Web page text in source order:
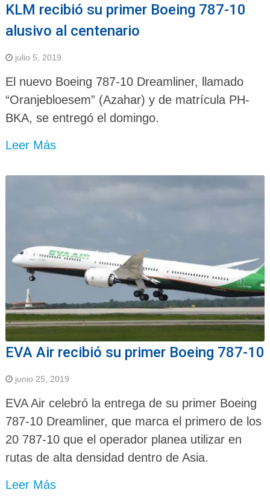
KLM recibió su primer Boeing 787-10
alusivo al centenario
julio 5, 2019
El nuevo Boeing 787-10 Dreamliner, llamado
“Oranjebloesem” (Azahar) y de matrícula PH-
BKA, se entregó el domingo.
Leer Más
EVA Air recibió su primer Boeing 787-10
junio 25, 2019
EVA Air celebró la entrega de su primer Boeing
787-10 Dreamliner, que marca el primero de los
20 787-10 que el operador planea utilizar en
rutas de alta densidad dentro de Asia.
Leer Más